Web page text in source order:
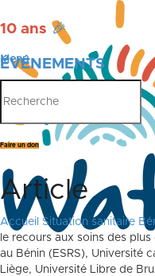
10 ans 🎉
ÉVÉNEMENTS
PUBLICATIONS
Menu
Faire un don
Article
Accueil Situation sanitaire
le recours aux soins des
au Bénin (ESRS), Université
Liège, Université Libre de